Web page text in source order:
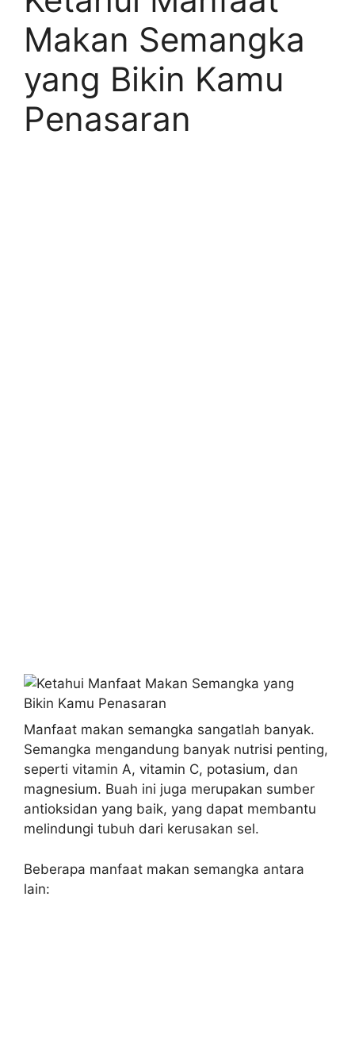
Makan Semangka
yang Bikin Kamu
Penasaran
Manfaat makan semangka sangatlah banyak.
Semangka mengandung banyak nutrisi penting,
seperti vitamin A, vitamin C, potasium, dan
magnesium. Buah ini juga merupakan sumber
antioksidan yang baik, yang dapat membantu
melindungi tubuh dari kerusakan sel.
Beberapa manfaat makan semangka antara
lain: